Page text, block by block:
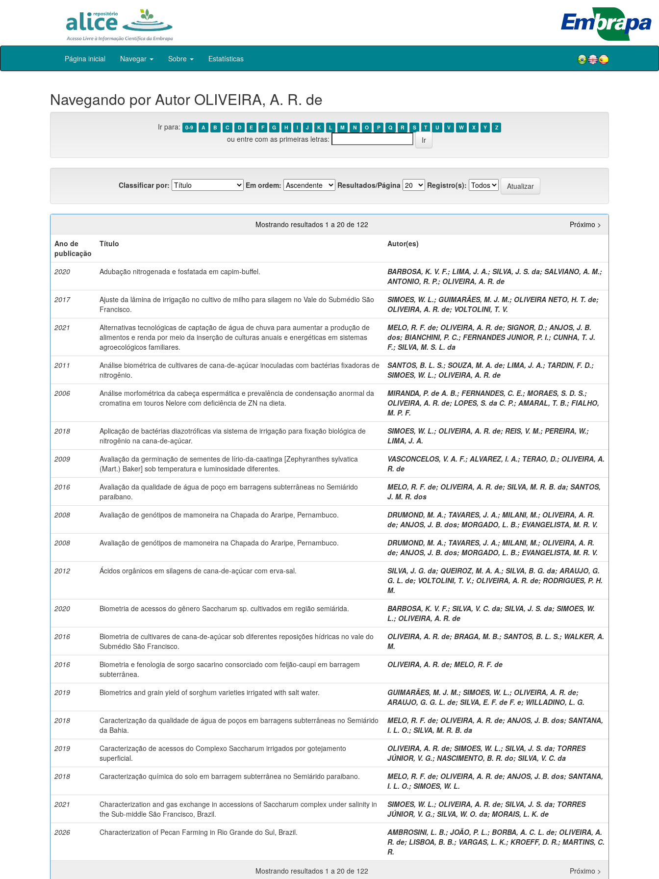
Skip
Página inicial Navegar Sobre Estatísticas
Navegando por Autor OLIVEIRA, A. R. de
Ir para: 0-9 A B C D E F G H I J K L M N O P Q R S T U V W X Y Z
ou entre com as primeiras letras:
Classificar por: Em ordem: Resultados/Página Registro(s):
Mostrando resultados 1 a 20 de 122
Próximo >
Ano de
publicação
Título Autor(es)
2020 Adubação nitrogenada e fosfatada em capim-buffel. BARBOSA, K. V. F.; LIMA, J. A.; SILVA, J. S. da; SALVIANO, A. M.;
ANTONIO, R. P.; OLIVEIRA, A. R. de
2017
Ajuste da lâmina de irrigação no cultivo de milho para silagem no Vale do Submédio São
Francisco.
SIMOES, W. L.; GUIMARÂES, M. J. M.; OLIVEIRA NETO, H. T. de;
OLIVEIRA, A. R. de; VOLTOLINI, T. V.
2021
Alternativas tecnológicas de captação de água de chuva para aumentar a produção de
alimentos e renda por meio da inserção de culturas anuais e energéticas em sistemas
agroecológicos familiares.
MELO, R. F. de; OLIVEIRA, A. R. de; SIGNOR, D.; ANJOS, J. B.
dos; BIANCHINI, P. C.; FERNANDES JUNIOR, P. I.; CUNHA, T. J.
F.; SILVA, M. S. L. da
2011
Análise biométrica de cultivares de cana-de-açúcar inoculadas com bactérias fixadoras de
nitrogênio.
SANTOS, B. L. S.; SOUZA, M. A. de; LIMA, J. A.; TARDIN, F. D.;
SIMOES, W. L.; OLIVEIRA, A. R. de
2006
Análise morfométrica da cabeça espermática e prevalência de condensação anormal da
cromatina em touros Nelore com deficiência de ZN na dieta.
MIRANDA, P. de A. B.; FERNANDES, C. E.; MORAES, S. D. S.;
OLIVEIRA, A. R. de; LOPES, S. da C. P.; AMARAL, T. B.; FIALHO,
M. P. F.
2018
Aplicação de bactérias diazotróficas via sistema de irrigação para fixação biológica de
nitrogênio na cana-de-açúcar.
SIMOES, W. L.; OLIVEIRA, A. R. de; REIS, V. M.; PEREIRA, W.;
LIMA, J. A.
2009
Avaliação da germinação de sementes de lírio-da-caatinga [Zephyranthes sylvatica
(Mart.) Baker] sob temperatura e luminosidade diferentes.
VASCONCELOS, V. A. F.; ALVAREZ, I. A.; TERAO, D.; OLIVEIRA, A.
R. de
2016
Avaliação da qualidade de água de poço em barragens subterrâneas no Semiárido
paraibano.
MELO, R. F. de; OLIVEIRA, A. R. de; SILVA, M. R. B. da; SANTOS,
J. M. R. dos
2008
Avaliação de genótipos de mamoneira na Chapada do Araripe, Pernambuco. DRUMOND, M. A.; TAVARES, J. A.; MILANI, M.; OLIVEIRA, A. R.
de; ANJOS, J. B. dos; MORGADO, L. B.; EVANGELISTA, M. R. V.
2008
Avaliação de genótipos de mamoneira na Chapada do Araripe, Pernambuco. DRUMOND, M. A.; TAVARES, J. A.; MILANI, M.; OLIVEIRA, A. R.
de; ANJOS, J. B. dos; MORGADO, L. B.; EVANGELISTA, M. R. V.
2012
Ácidos orgânicos em silagens de cana-de-açúcar com erva-sal. SILVA, J. G. da; QUEIROZ, M. A. A.; SILVA, B. G. da; ARAUJO, G.
G. L. de; VOLTOLINI, T. V.; OLIVEIRA, A. R. de; RODRIGUES, P. H.
M.
2020
Biometria de acessos do gênero Saccharum sp. cultivados em região semiárida. BARBOSA, K. V. F.; SILVA, V. C. da; SILVA, J. S. da; SIMOES, W.
L.; OLIVEIRA, A. R. de
2016
Biometria de cultivares de cana-de-açúcar sob diferentes reposições hídricas no vale do
Submédio São Francisco.
OLIVEIRA, A. R. de; BRAGA, M. B.; SANTOS, B. L. S.; WALKER, A.
M.
2016
Biometria e fenologia de sorgo sacarino consorciado com feijão-caupi em barragem
subterrânea.
OLIVEIRA, A. R. de; MELO, R. F. de
2019 Biometrics and grain yield of sorghum varieties irrigated with salt water. GUIMARÃES, M. J. M.; SIMOES, W. L.; OLIVEIRA, A. R. de;
ARAUJO, G. G. L. de; SILVA, E. F. de F. e; WILLADINO, L. G.
2018
Caracterização da qualidade de água de poços em barragens subterrâneas no Semiárido
da Bahia.
MELO, R. F. de; OLIVEIRA, A. R. de; ANJOS, J. B. dos; SANTANA,
I. L. O.; SILVA, M. R. B. da
2019
Caracterização de acessos do Complexo Saccharum irrigados por gotejamento
superficial.
OLIVEIRA, A. R. de; SIMOES, W. L.; SILVA, J. S. da; TORRES
JÚNIOR, V. G.; NASCIMENTO, B. R. do; SILVA, V. C. da
2018
Caracterização química do solo em barragem subterrânea no Semiárido paraibano. MELO, R. F. de; OLIVEIRA, A. R. de; ANJOS, J. B. dos; SANTANA,
I. L. O.; SIMOES, W. L.
2021
Characterization and gas exchange in accessions of Saccharum complex under salinity in
the Sub-middle São Francisco, Brazil.
SIMOES, W. L.; OLIVEIRA, A. R. de; SILVA, J. S. da; TORRES
JÚNIOR, V. G.; SILVA, W. O. da; MORAIS, L. K. de
2026
Characterization of Pecan Farming in Rio Grande do Sul, Brazil. AMBROSINI, L. B.; JOÃO, P. L.; BORBA, A. C. L. de; OLIVEIRA, A.
R. de; LISBOA, B. B.; VARGAS, L. K.; KROEFF, D. R.; MARTINS, C.
R.
Mostrando resultados 1 a 20 de 122
Próximo >